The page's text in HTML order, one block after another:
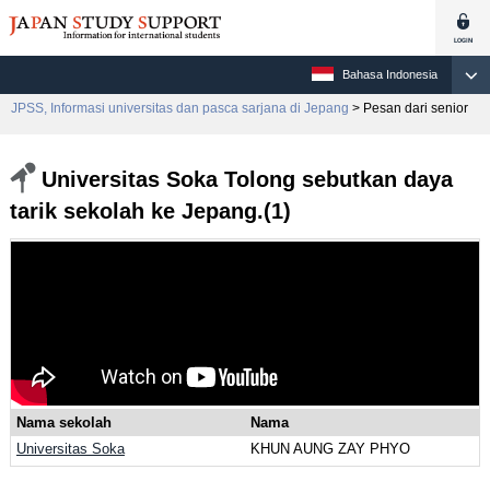
Bahasa Indonesia
JPSS, Informasi universitas dan pasca sarjana di Jepang > Pesan dari senior
Universitas Soka Tolong sebutkan daya
tarik sekolah ke Jepang.(1)
Nama sekolah Nama
Universitas Soka KHUN AUNG ZAY PHYO